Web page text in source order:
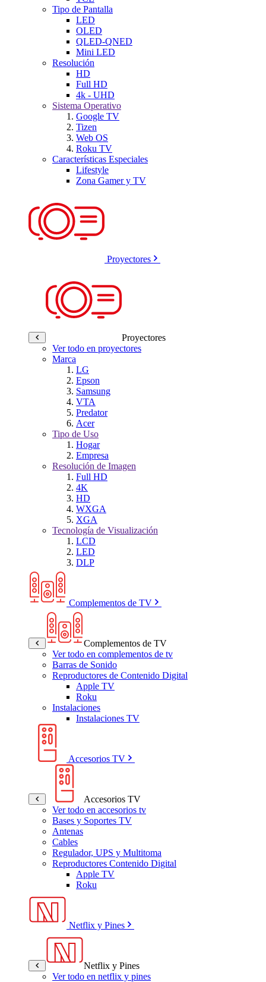
Tipo de Pantalla
LED
OLED
QLED-QNED
Mini LED
Resolución
HD
Full HD
4k - UHD
Sistema Operativo
Google TV
Tizen
Web OS
Roku TV
Características Especiales
Lifestyle
Zona Gamer y TV
Proyectores
Proyectores
Ver todo en proyectores
Marca
LG
Epson
Samsung
VTA
Predator
Acer
Tipo de Uso
Hogar
Empresa
Resolución de Imagen
Full HD
4K
HD
WXGA
XGA
Tecnología de Visualización
LCD
LED
DLP
Complementos de TV
Complementos de TV
Ver todo en complementos de tv
Barras de Sonido
Reproductores de Contenido Digital
Apple TV
Roku
Instalaciones
Instalaciones TV
Accesorios TV
Accesorios TV
Ver todo en accesorios tv
Bases y Soportes TV
Antenas
Cables
Regulador, UPS y Multitoma
Reproductores Contenido Digital
Apple TV
Roku
Netflix y Pines
Netflix y Pines
Ver todo en netflix y pines